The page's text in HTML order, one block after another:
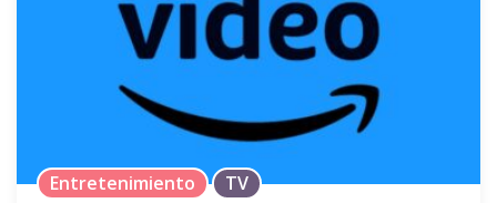
Entretenimiento TV